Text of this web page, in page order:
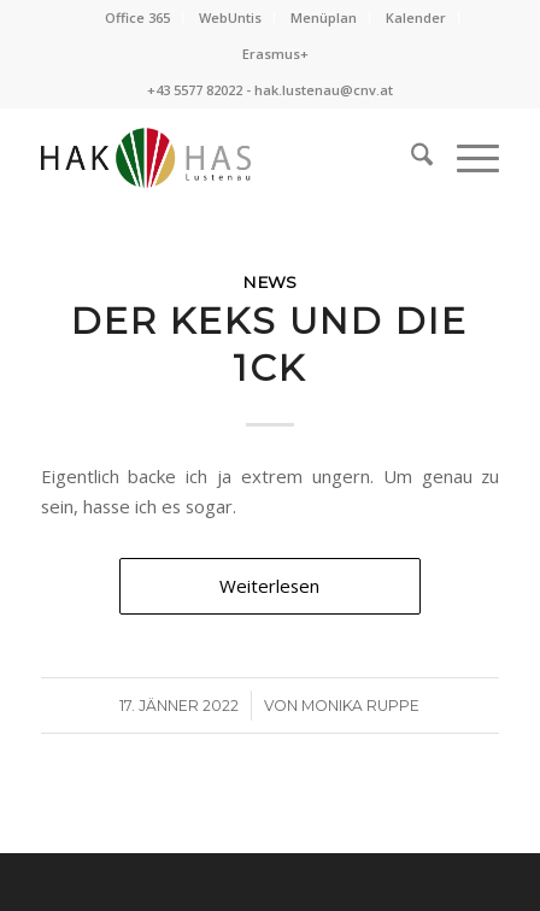
Office 365 WebUntis Menüplan
Kalender
Erasmus+
+43 5577 82022 - hak.lustenau@cnv.at
NEWS
DER KEKS UND DIE
1CK
Eigentlich backe ich ja extrem ungern. Um genau zu
sein, hasse ich es sogar.
Weiterlesen
17. JÄNNER 2022
/ VON MONIKA RUPPE